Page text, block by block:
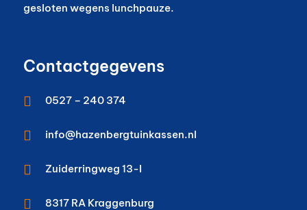
gesloten wegens lunchpauze.
Contactgegevens
 0527 – 240 374
 info@hazenbergtuinkassen.nl
 Zuiderringweg 13-I
 8317 RA Kraggenburg